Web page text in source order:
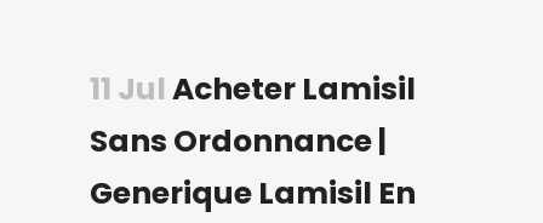
11 Jul Acheter Lamisil
Sans Ordonnance |
Generique Lamisil En